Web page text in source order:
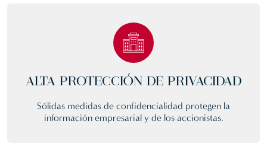
ALTA PROTECCIÓN DE PRIVACIDAD
Sólidas medidas de confidencialidad protegen la
información empresarial y de los accionistas.